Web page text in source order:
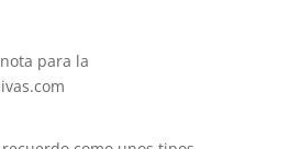
para la